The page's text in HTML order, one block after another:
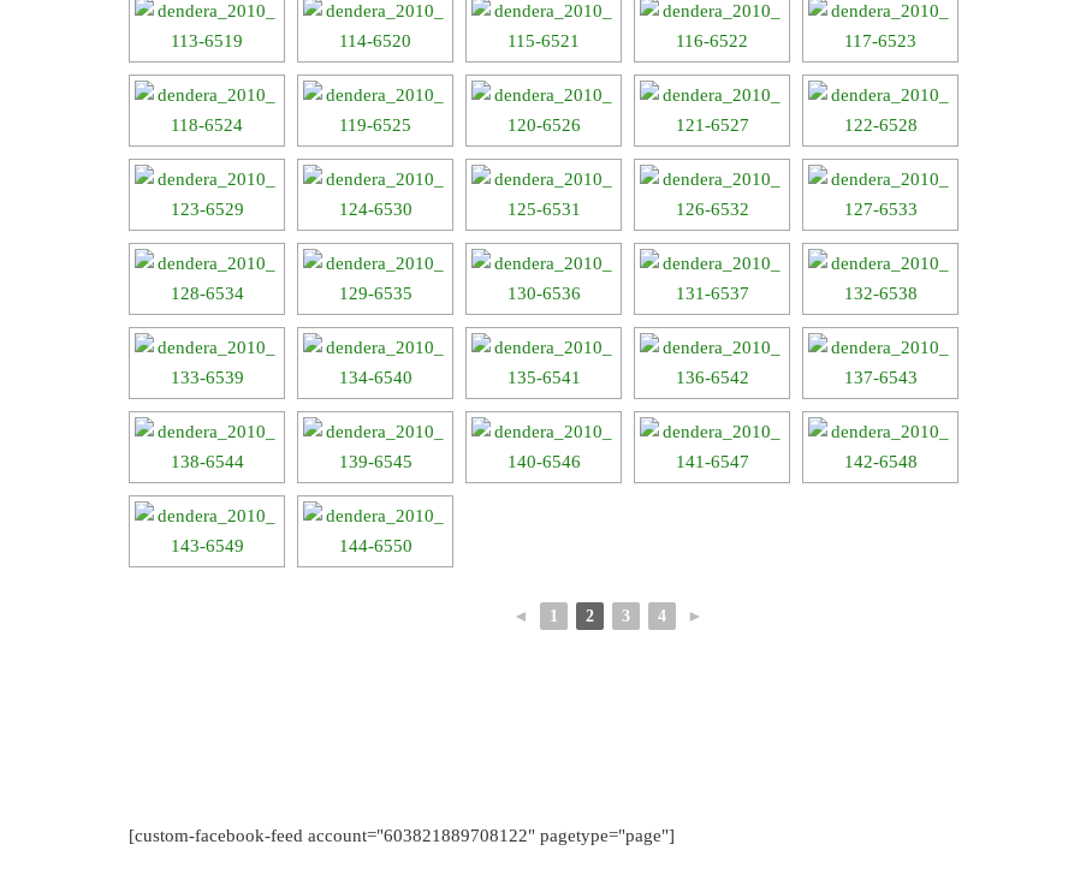
◄ 1 2 3 4 ►
[custom-facebook-feed account="603821889708122" pagetype="page"]